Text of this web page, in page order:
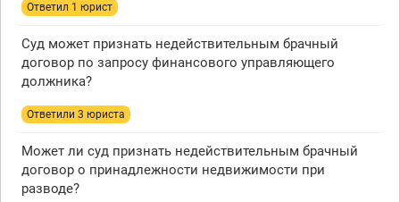
Ответил 1 юрист
Суд может признать недействительным брачный
договор по запросу финансового управляющего
должника?
Ответили 3 юристa
Может ли суд признать недействительным брачный
договор о принадлежности недвижимости при
разводе?